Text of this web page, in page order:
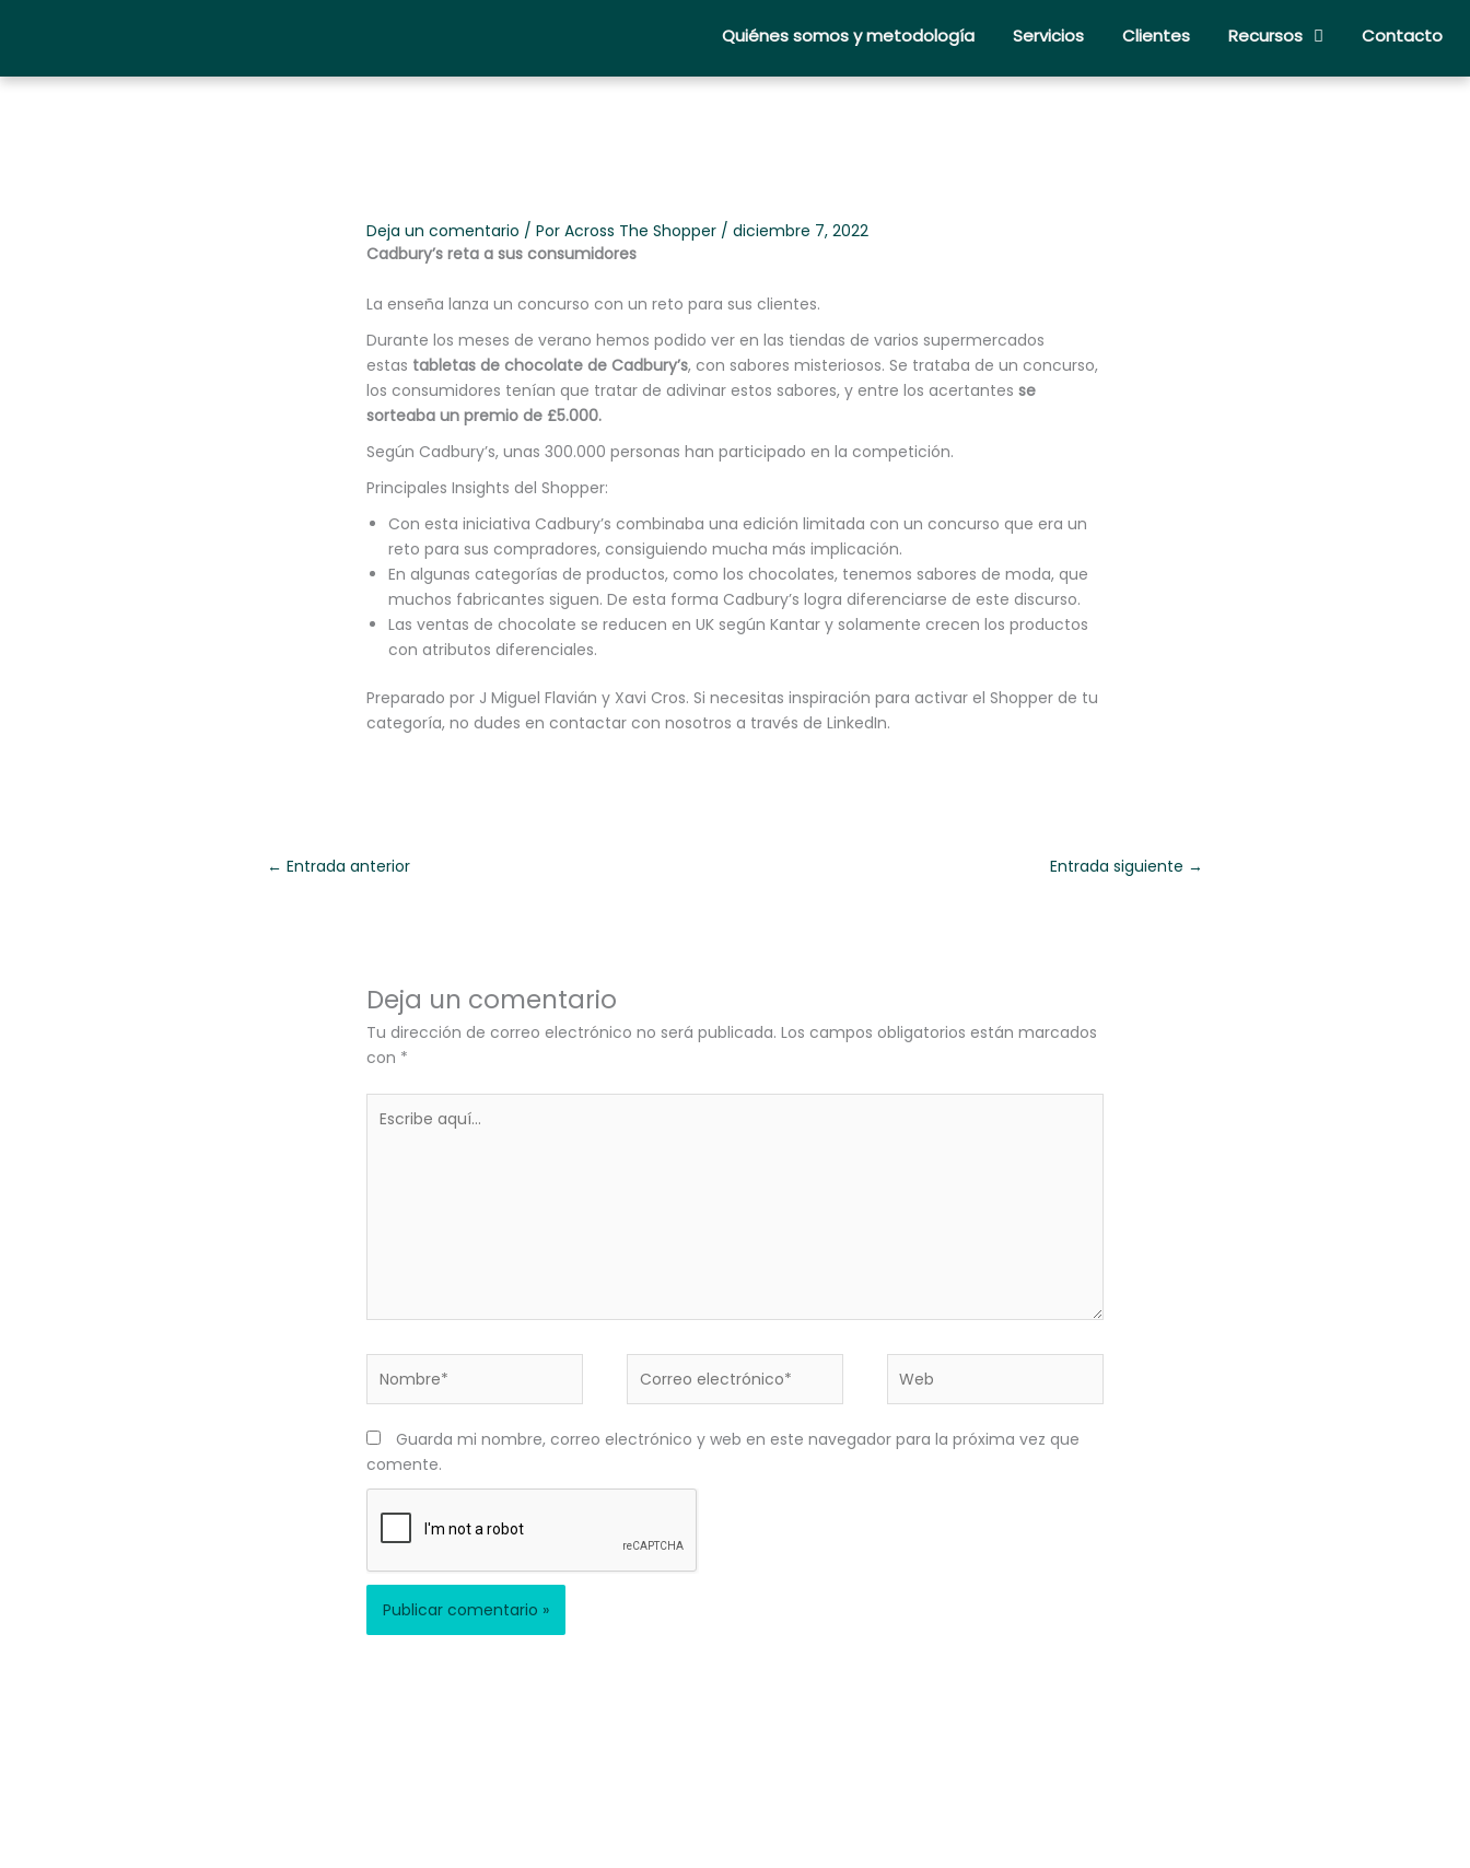
Quiénes somos y metodología Servicios Clientes Recursos Contacto
Deja un comentario / PorAcross The Shopper /diciembre 7, 2022
Cadbury’s reta a sus consumidores
La enseña lanza un concurso con un reto para sus clientes.
Durante los meses de verano hemos podido ver en las tiendas de varios supermercados
estas tabletas de chocolate de Cadbury’s, con sabores misteriosos. Se trataba de un concurso,
los consumidores tenían que tratar de adivinar estos sabores, y entre los acertantesse
sorteaba un premio de £5.000.
Según Cadbury’s, unas 300.000 personas han participado en la competición.
Principales Insights del Shopper:
Con esta iniciativa Cadbury’s combinaba una edición limitada con un concurso que era un
reto para sus compradores, consiguiendo mucha más implicación.
En algunas categorías de productos, como los chocolates, tenemos sabores de moda, que
muchos fabricantes siguen. De esta forma Cadbury’s logra diferenciarse de este discurso.
Las ventas de chocolate se reducen en UK según Kantar y solamente crecen los productos
con atributos diferenciales.
Preparado por J Miguel Flavián y Xavi Cros. Si necesitas inspiración para activar el Shopper de tu
categoría, no dudes en contactar con nosotros a través de LinkedIn.
← Entrada anterior Entrada siguiente →
Deja un comentario
Tu dirección de correo electrónico no será publicada. Los campos obligatorios están marcados
con *
aquí...
electrónico*
Guarda mi nombre, correo electrónico y web en este navegador para la próxima vez que
comente.